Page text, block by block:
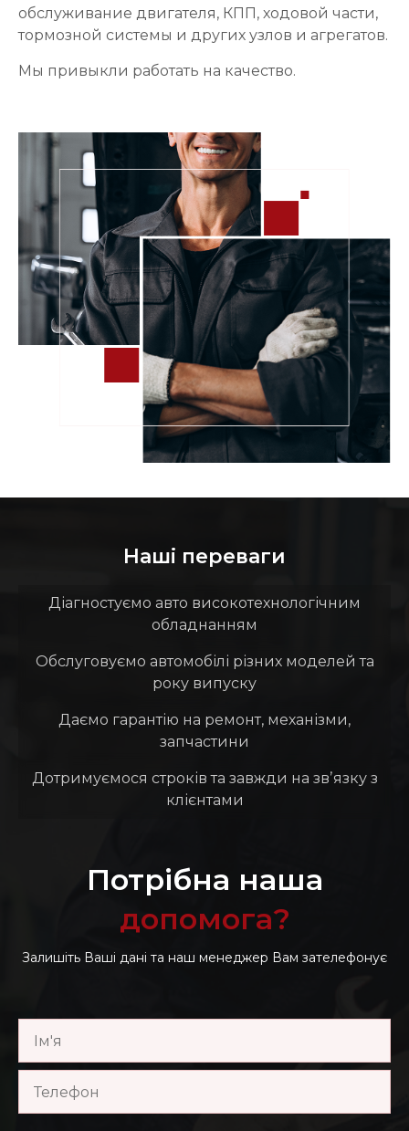
обслуживание двигателя, КПП, ходовой части,
тормозной системы и других узлов и агрегатов.
Мы привыкли работать на качество.
Наші переваги
Діагностуємо авто високотехнологічним
обладнанням
Обслуговуємо автомобілі різних моделей та
року випуску
Даємо гарантію на ремонт, механізми,
запчастини
Дотримуємося строків та завжди на звʼязку з
клієнтами
Потрібна наша
допомога?
Залишіть Ваші дані та наш менеджер Вам зателефонує